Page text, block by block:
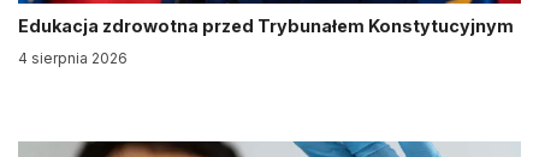
Edukacja zdrowotna przed Trybunałem Konstytucyjnym
4 sierpnia 2026